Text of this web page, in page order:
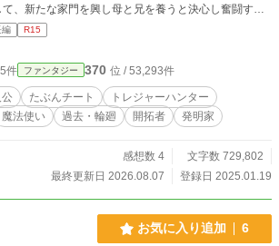
、新たな家門を興し母と兄を養うと決心し奮闘す
っそり古代遺跡に潜っては、ピンチになったトレジ
ンターを助けるサンタさん。 身分差も授かった能力
投げ飛ばし、今日も元気に三歩先を行く。
編 R15
件 ファンタジー 370 位 / 53,293件
たぶんチート
トレジャーハンター
魔法使い 過去・輪廻 開拓者 発明家
感想数 4
文字数 729,802
最終更新日 2026.08.07
登録日 2025.01.19
お気に入り追加 6